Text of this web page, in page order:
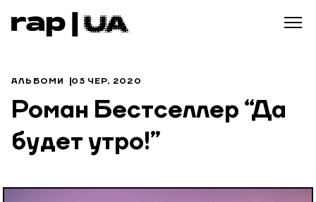
АЛЬБОМИ 05 ЧЕР, 2020
Роман Бестселлер “Да
будет утро!”